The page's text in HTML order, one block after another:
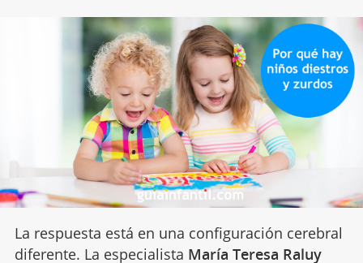
La respuesta está en una configuración cerebral
diferente. La especialista María Teresa Raluy